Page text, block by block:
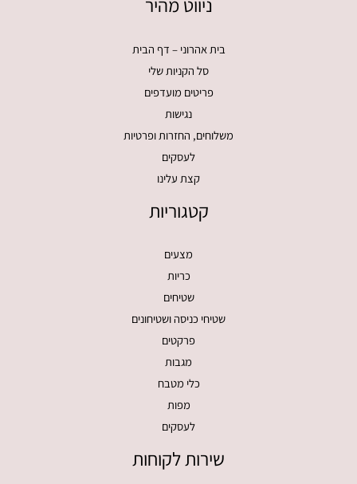
ניווט מהיר
בית אהרוני – דף הבית
סל הקניות שלי
פריטים מועדפים
נגישות
משלוחים, החזרות ופרטיות
לעסקים
קצת עלינו
קטגוריות
מצעים
כריות
שטיחים
שטיחי כניסה ושטיחונים
פרקטים
מגבות
כלי מטבח
מפות
לעסקים
שירות לקוחות